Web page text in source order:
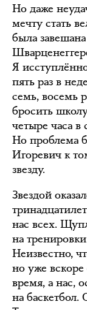
Но даже
мечту стать
была
Я
пять раз в
семь, восемь
бросить
четыре часа в
Но проблема
Игоревич к
звезду.
Звездой
нас всех.
на
Неизвестно,
но уже вскоре
время, а нас,
на